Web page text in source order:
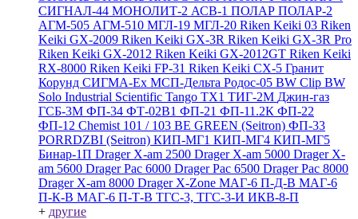
СИГНАЛ-44 МОНОЛИТ-2 АСВ-1 ПОЛАР ПОЛАР-2
АГМ-505 АГМ-510 МГЛ-19 МГЛ-20 Riken Keiki 03 Riken
Keiki GX-2009 Riken Keiki GX-3R Riken Keiki GX-3R Pro
Riken Keiki GX-2012 Riken Keiki GX-2012GT Riken Keiki
RX-8000 Riken Keiki FP-31 Riken Keiki CX-5 Гранит
Корунд СИГМА-Ех МСП-Дельта Родос-05 BW Clip BW
Solo Industrial Scientific Tango TX1 ТИГ-2М Джин-газ
ГСБ-3М ФП-34 ФТ-02В1 ФП-21 ФП-11.2К ФП-22
ФП-12 Chemist 101 / 103 BE GREEN (Seitron) ФП-33
PORRDZBI (Seitron) КИП-МГ1 КИП-МГ4 КИП-МГ5
Бинар-1П Drager X-am 2500 Drager X-am 5000 Drager X-
am 5600 Drager Pac 6000 Drager Pac 6500 Drager Pac 8000
Drager X-am 8000 Drager X-Zone МАГ-6 П-Д-В МАГ-6
П-К-В МАГ-6 П-Т-В ТГС-3, ТГС-3-И ИКВ-8-П
+ другие